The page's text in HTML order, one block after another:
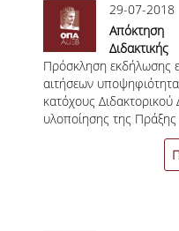
29-07-2018
Νέους
Πρόσκληση εκδήλωσης
αιτήσεων
κατόχους
υλοποίησης της
Διδακτικής Εμπειρίας
Διδακτορικού 2018 –
Πανεπιστήμιο Αθηνών»